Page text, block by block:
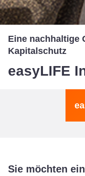
Eine nachhaltige
Kapitalschutz
easyLIFE
Sie möchten